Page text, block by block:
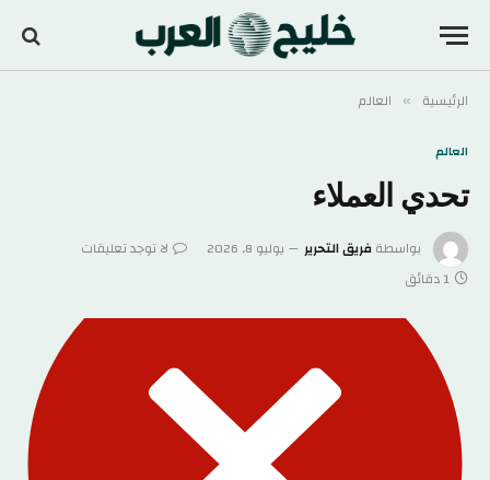
الرئيسية » العالم
العالم
تحدي العملاء
بواسطةفريق التحرير يوليو 8, 2026
لا توجد تعليقات
1 دقائق